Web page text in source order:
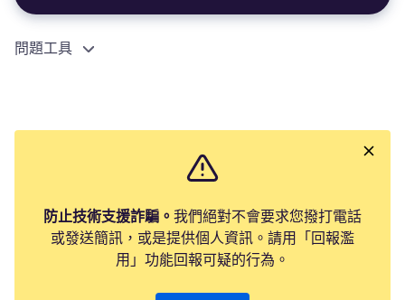
問題工具
防止技術支援詐騙。 我們絕對不會要求您撥打電話
或發送簡訊，或是提供個人資訊。請用「回報濫
用」功能回報可疑的行為。